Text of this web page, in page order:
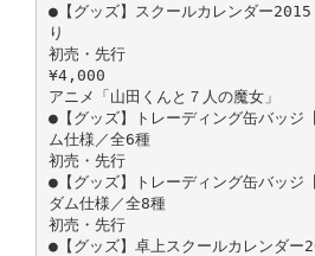
●【グッズ】スクールカレンダー
り
初売・先行
¥4,000
アニメ「山田くんと７人の魔女」
●【グッズ】トレーディング缶バッ
ム仕様／全6種
初売・先行
●【グッズ】トレーディング缶バッ
ダム仕様／全8種
初売・先行
●【グッズ】卓上スクールカレンダー